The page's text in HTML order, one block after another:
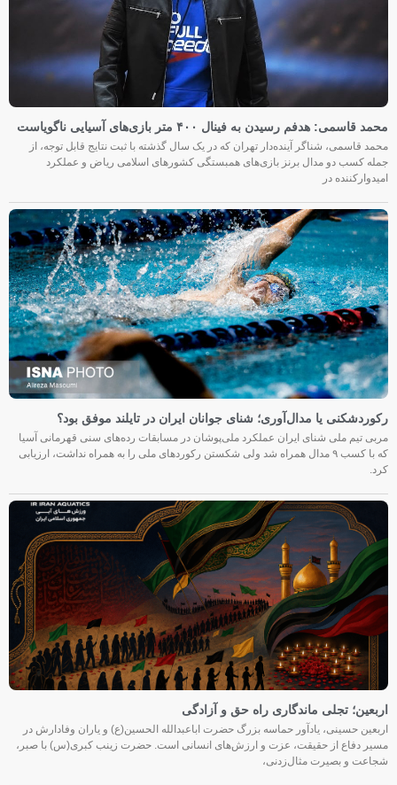
محمد قاسمی: هدفم رسیدن به فینال ۴۰۰ متر بازی‌های آسیایی ناگویاست
محمد قاسمی، شناگر آینده‌دار تهران که در یک سال گذشته با ثبت نتایج قابل توجه، از
جمله کسب دو مدال برنز بازی‌های همبستگی کشورهای اسلامی ریاض و عملکرد
امیدوارکننده در
رکوردشکنی یا مدال‌آوری؛ شنای جوانان ایران در تایلند موفق بود؟
مربی تیم ملی شنای ایران عملکرد ملی‌پوشان در مسابقات رده‌های سنی قهرمانی آسیا
که با کسب ۹ مدال همراه شد ولی شکستن رکوردهای ملی را به همراه نداشت، ارزیابی
کرد.
اربعین؛ تجلی ماندگاری راه حق و آزادگی
اربعین حسینی، یادآور حماسه بزرگ حضرت اباعبدالله الحسین(ع) و یاران وفادارش در
مسیر دفاع از حقیقت، عزت و ارزش‌های انسانی است. حضرت زینب کبری(س) با صبر،
شجاعت و بصیرت مثال‌زدنی،